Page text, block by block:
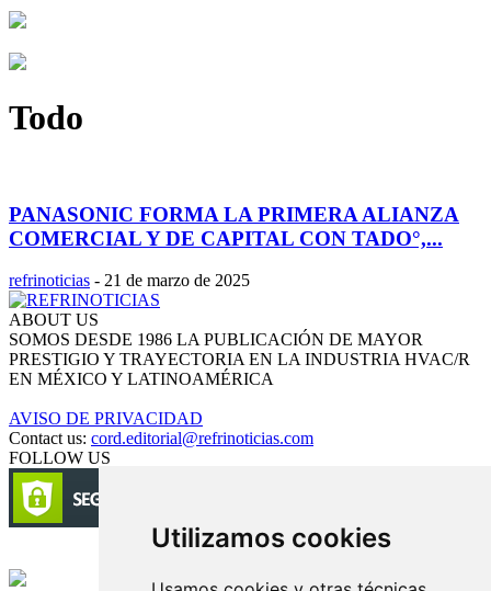
Utilizamos cookies
Todo
PANASONIC FORMA LA PRIMERA ALIANZA
COMERCIAL Y DE CAPITAL CON TADO°,...
refrinoticias - 21 de marzo de 2025
ABOUT US
SOMOS DESDE 1986 LA PUBLICACIÓN DE MAYOR
PRESTIGIO Y TRAYECTORIA EN LA INDUSTRIA HVAC/R
EN MÉXICO Y LATINOAMÉRICA
AVISO DE PRIVACIDAD
Contact us: cord.editorial@refrinoticias.com
FOLLOW US